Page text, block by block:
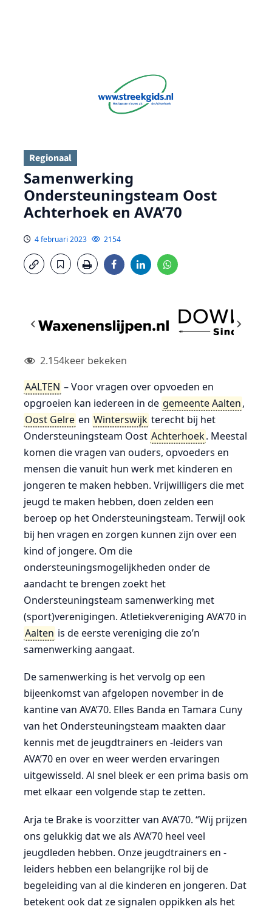
Regionaal
Samenwerking
Ondersteuningsteam Oost
Achterhoek en AVA’70
4 februari 2023 2154
2.154keer bekeken
AALTEN – Voor vragen over opvoeden en
opgroeien kan iedereen in de gemeente Aalten,
Oost Gelre en Winterswijk terecht bij het
Ondersteuningsteam Oost Achterhoek. Meestal
komen die vragen van ouders, opvoeders en
mensen die vanuit hun werk met kinderen en
jongeren te maken hebben. Vrijwilligers die met
jeugd te maken hebben, doen zelden een
beroep op het Ondersteuningsteam. Terwijl ook
bij hen vragen en zorgen kunnen zijn over een
kind of jongere. Om die
ondersteuningsmogelijkheden onder de
aandacht te brengen zoekt het
Ondersteuningsteam samenwerking met
(sport)verenigingen. Atletiekvereniging AVA’70 in
Aalten is de eerste vereniging die zo’n
samenwerking aangaat.
De samenwerking is het vervolg op een
bijeenkomst van afgelopen november in de
kantine van AVA’70. Elles Banda en Tamara Cuny
van het Ondersteuningsteam maakten daar
kennis met de jeugdtrainers en -leiders van
AVA’70 en over en weer werden ervaringen
uitgewisseld. Al snel bleek er een prima basis om
met elkaar een volgende stap te zetten.
Arja te Brake is voorzitter van AVA’70. “Wij prijzen
ons gelukkig dat we als AVA’70 heel veel
jeugdleden hebben. Onze jeugdtrainers en -
leiders hebben een belangrijke rol bij de
begeleiding van al die kinderen en jongeren. Dat
betekent ook dat ze signalen oppikken als het